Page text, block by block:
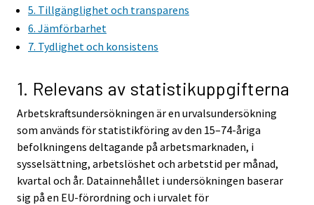
5. Tillgänglighet och transparens
6. Jämförbarhet
7. Tydlighet och konsistens
1. Relevans av statistikuppgifterna
Arbetskraftsundersökningen är en urvalsundersökning
som används för statistikföring av den 15–74-åriga
befolkningens deltagande på arbetsmarknaden, i
sysselsättning, arbetslöshet och arbetstid per månad,
kvartal och år. Datainnehållet i undersökningen baserar
sig på en EU-förordning och i urvalet för